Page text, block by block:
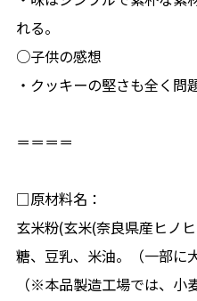
れる。
○子供の感想
・クッキーの堅さも全く問
＝＝＝＝
□原材料名：
玄米粉(玄米(奈良県産ヒノ
糖、豆乳、米油。（一部に
（※本品製造工場では、小